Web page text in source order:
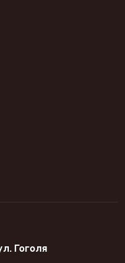
Гоголя